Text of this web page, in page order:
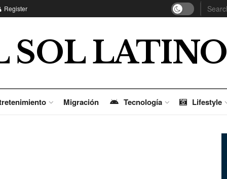
Register
SOL LATINO
Migración Tecnología Lifestyle